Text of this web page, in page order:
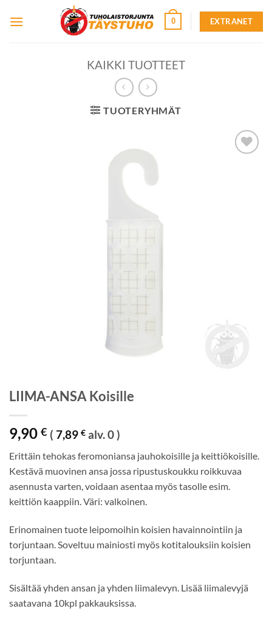
0 EXTRANET
KAIKKI TUOTTEET
TUOTERYHMÄT
LIIMA-ANSA Koisille
9,90 € ( 7,89 € alv. 0 )
Erittäin tehokas feromoniansa jauhokoisille ja keittiökoisille.
Kestävä muovinen ansa jossa ripustuskoukku roikkuvaa
asennusta varten, voidaan asentaa myös tasolle esim.
keittiön kaappiin. Väri: valkoinen.
Erinomainen tuote leipomoihin koisien havainnointiin ja
torjuntaan. Soveltuu mainiosti myös kotitalouksiin koisien
torjuntaan.
Sisältää yhden ansan ja yhden liimalevyn. Lisää liimalevyjä
saatavana 10kpl pakkauksissa.